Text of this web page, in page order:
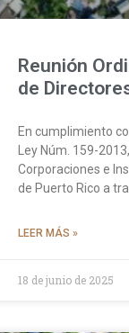
Reunión
de
En cumplimiento
Ley Núm. 159-
Corporaciones e
de Puerto Rico a
LEER MÁS »
18 de junio de 2025